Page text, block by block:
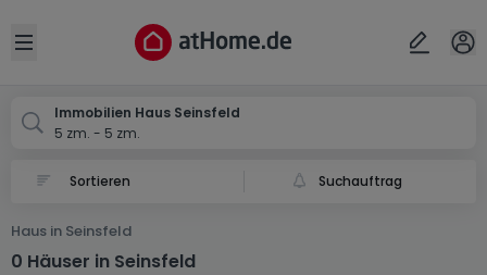
Open sidebar
Immobilien Haus Seinsfeld
5 zm. - 5 zm.
Suchauftrag
Haus in Seinsfeld
0 Häuser in Seinsfeld
Ort
Abbrechen ok
Seinsfeld